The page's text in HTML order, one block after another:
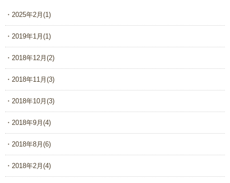
2025年2月 (1)
2019年1月 (1)
2018年12月 (2)
2018年11月 (3)
2018年10月 (3)
2018年9月 (4)
2018年8月 (6)
2018年2月 (4)